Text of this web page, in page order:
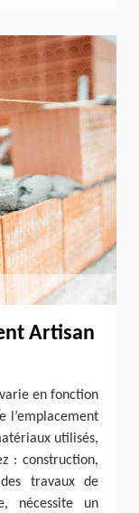
Artisan
en fonction
l’emplacement
utilisés,
: construction,
travaux de
nécessite un